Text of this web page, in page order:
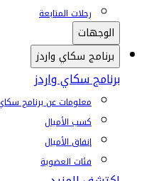
رحلات المتابعة
الوجهات
برنامج سكاي واردز
برنامج سكاي واردز
معلومات عن برنامج
كسب الأميال
إنفاق الأميال
فئات العضوية